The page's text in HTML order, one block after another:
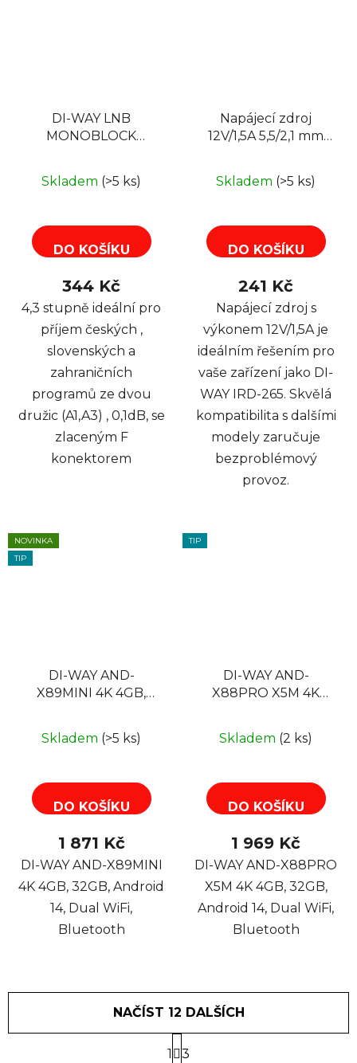
DI-WAY LNB
MONOBLOCK
LINE
Skladem (>5 ks)
DO KOŠÍKU
344 Kč
4,3 stupně ideální pro
příjem českých ,
slovenských a
zahraničních
programů ze dvou
družic (A1,A3) , 0,1dB, se
zlaceným F
konektorem
Napájecí zdroj
12V/1,5A 5,5/2,1 mm
THS815, STRONG
Skladem (>5 ks)
DO KOŠÍKU
241 Kč
Napájecí zdroj s
výkonem 12V/1,5A je
ideálním řešením pro
vaše zařízení jako DI-
WAY IRD-265. Skvělá
kompatibilita s dalšími
modely zaručuje
bezproblémový
provoz.
NOVINKA
TIP
DI-WAY AND-
X89MINI 4K 4GB,
Skladem (>5 ks)
DO KOŠÍKU
1 871 Kč
DI-WAY AND-X89MINI
4K 4GB, 32GB, Android
14, Dual WiFi,
Bluetooth
TIP
DI-WAY AND-
X88PRO X5M 4K
Bluetooth
Skladem (2 ks)
DO KOŠÍKU
1 969 Kč
DI-WAY AND-X88PRO
X5M 4K 4GB, 32GB,
Android 14, Dual WiFi,
Bluetooth
NAČÍST 12 DALŠÍCH
S
t
1 3